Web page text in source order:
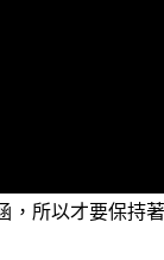
知的真心，能
至成佛。然而
常見外道中而
括藏密四大派
所以才要保持